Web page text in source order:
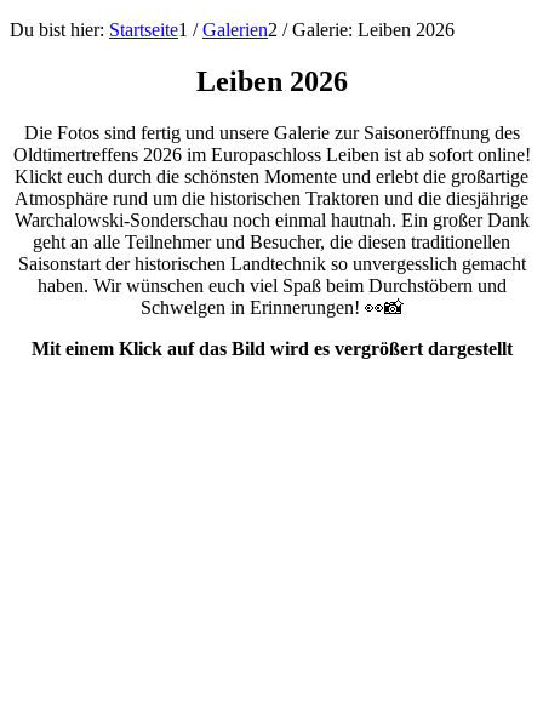
Du bist hier: Startseite1 / Galerien2 / Galerie: Leiben 2026
Leiben 2026
Die Fotos sind fertig und unsere Galerie zur Saisoneröffnung des
Oldtimertreffens 2026 im Europaschloss Leiben ist ab sofort online!
Klickt euch durch die schönsten Momente und erlebt die großartige
Atmosphäre rund um die historischen Traktoren und die diesjährige
Warchalowski-Sonderschau noch einmal hautnah. Ein großer Dank
geht an alle Teilnehmer und Besucher, die diesen traditionellen
Saisonstart der historischen Landtechnik so unvergesslich gemacht
haben. Wir wünschen euch viel Spaß beim Durchstöbern und
Schwelgen in Erinnerungen! 👀📸
Mit einem Klick auf das Bild wird es vergrößert dargestellt